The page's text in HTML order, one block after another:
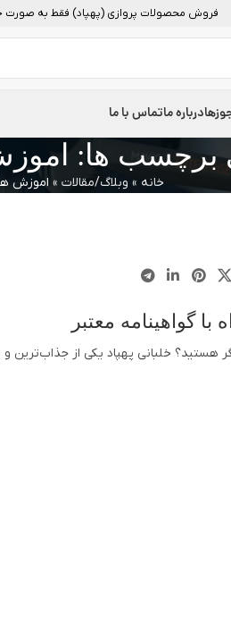
فروش محصولات پروازی (پهپاد) فقط به صورت
درباره ماتماس با ما
برچسب ها:
خانه » وبلاگ/مقالات » اموزش
گواهینامه معتبر
هستید؟ خلبانی پهپاد یکی از جذاب‌ترین و